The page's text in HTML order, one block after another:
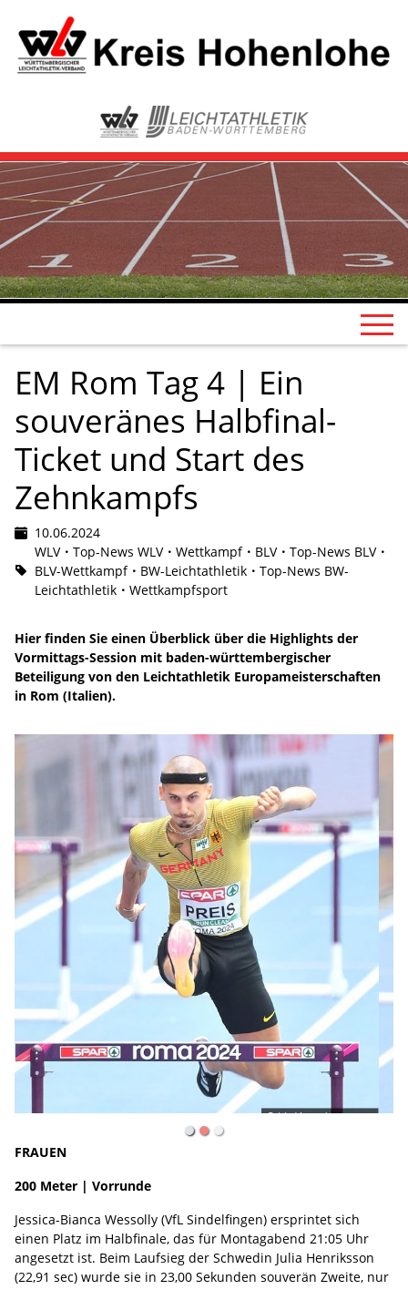
EM Rom Tag 4 | Ein
souveränes Halbfinal-
Ticket und Start des
Zehnkampfs
10.06.2024
WLV
Top-News WLV Wettkampf BLV
Top-News BLV
BLV-Wettkampf
BW-Leichtathletik
Top-News BW-
Leichtathletik
Wettkampfsport
Hier finden Sie einen Überblick über die Highlights der
Vormittags-Session mit baden-württembergischer
Beteiligung von den Leichtathletik Europameisterschaften
in Rom (Italien).
FRAUEN
200 Meter | Vorrunde
Jessica-Bianca Wessolly (VfL Sindelfingen) ersprintet sich
einen Platz im Halbfinale, das für Montagabend 21:05 Uhr
angesetzt ist. Beim Laufsieg der Schwedin Julia Henriksson
(22,91 sec) wurde sie in 23,00 Sekunden souverän Zweite, nur